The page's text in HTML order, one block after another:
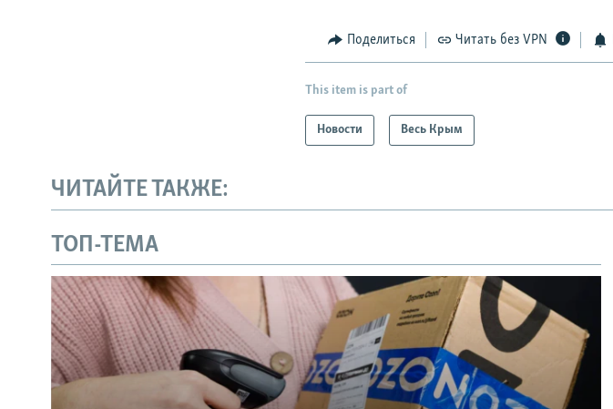
Поделиться Читать без VPN
This item is part of
Новости Весь Крым
ЧИТАЙТЕ ТАКЖЕ:
ТОП-ТЕМА